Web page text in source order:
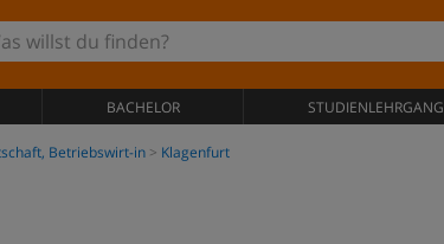
BACHELOR STUDIENLEHRGANG
Betriebswirt-in Klagenfurt